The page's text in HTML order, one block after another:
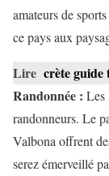
amateurs de
ce pays aux
Lire crète guide
Randonnée : Les
randonneurs. Le
Valbona offrent
serez émerveillé